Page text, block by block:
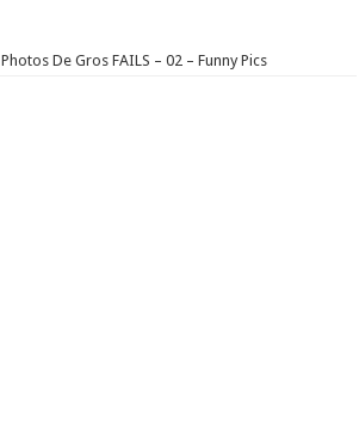
Photos De Gros FAILS – 02 – Funny Pics